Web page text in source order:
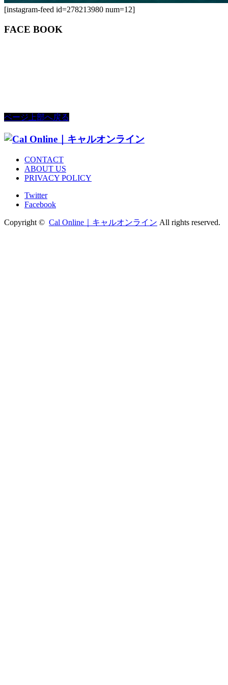
[instagram-feed id=278213980 num=12]
FACE BOOK
ページ上部へ戻る
CONTACT
ABOUT US
PRIVACY POLICY
Twitter
Facebook
Copyright © Cal Online｜キャルオンライン All rights reserved.